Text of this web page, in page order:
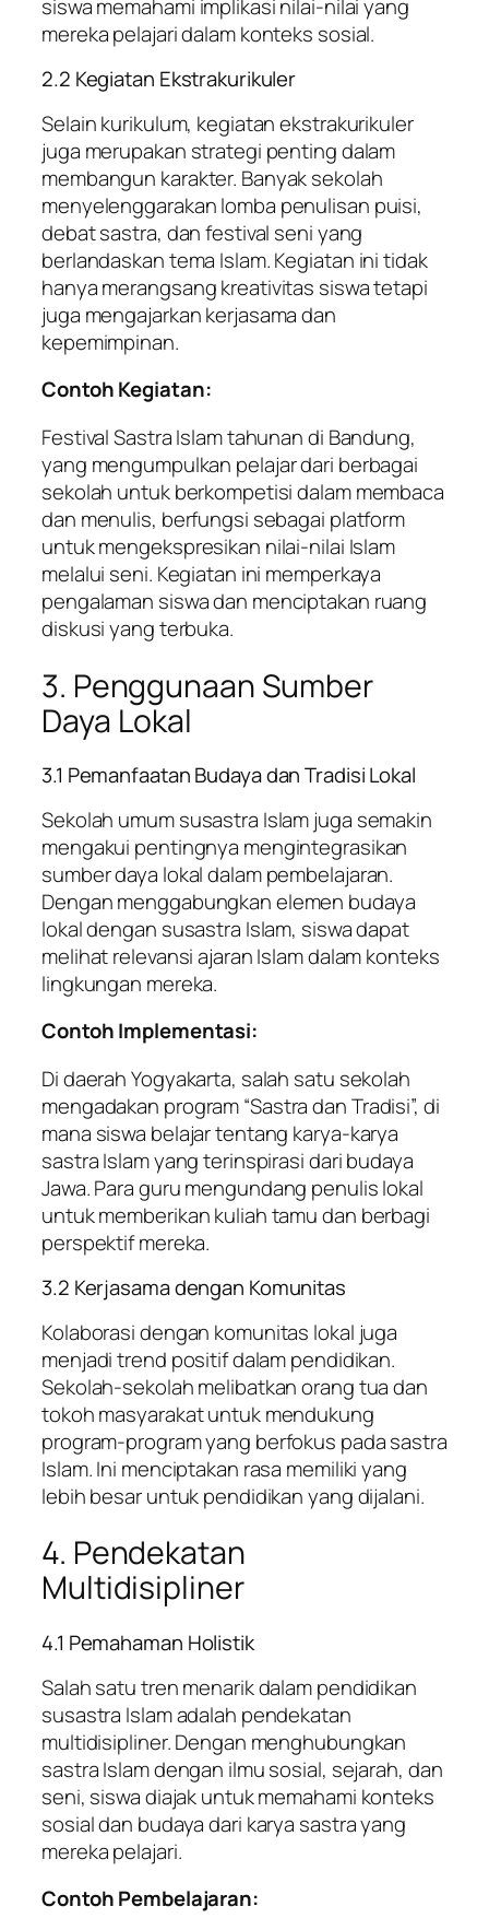
siswa memahami implikasi nilai-nilai yang
mereka pelajari dalam konteks sosial.
2.2 Kegiatan Ekstrakurikuler
Selain kurikulum, kegiatan ekstrakurikuler
juga merupakan strategi penting dalam
membangun karakter. Banyak sekolah
menyelenggarakan lomba penulisan puisi,
debat sastra, dan festival seni yang
berlandaskan tema Islam. Kegiatan ini tidak
hanya merangsang kreativitas siswa tetapi
juga mengajarkan kerjasama dan
kepemimpinan.
Contoh Kegiatan:
Festival Sastra Islam tahunan di Bandung,
yang mengumpulkan pelajar dari berbagai
sekolah untuk berkompetisi dalam membaca
dan menulis, berfungsi sebagai platform
untuk mengekspresikan nilai-nilai Islam
melalui seni. Kegiatan ini memperkaya
pengalaman siswa dan menciptakan ruang
diskusi yang terbuka.
3. Penggunaan Sumber
Daya Lokal
3.1 Pemanfaatan Budaya dan Tradisi Lokal
Sekolah umum susastra Islam juga semakin
mengakui pentingnya mengintegrasikan
sumber daya lokal dalam pembelajaran.
Dengan menggabungkan elemen budaya
lokal dengan susastra Islam, siswa dapat
melihat relevansi ajaran Islam dalam konteks
lingkungan mereka.
Contoh Implementasi:
Di daerah Yogyakarta, salah satu sekolah
mengadakan program “Sastra dan Tradisi”, di
mana siswa belajar tentang karya-karya
sastra Islam yang terinspirasi dari budaya
Jawa. Para guru mengundang penulis lokal
untuk memberikan kuliah tamu dan berbagi
perspektif mereka.
3.2 Kerjasama dengan Komunitas
Kolaborasi dengan komunitas lokal juga
menjadi trend positif dalam pendidikan.
Sekolah-sekolah melibatkan orang tua dan
tokoh masyarakat untuk mendukung
program-program yang berfokus pada sastra
Islam. Ini menciptakan rasa memiliki yang
lebih besar untuk pendidikan yang dijalani.
4. Pendekatan
Multidisipliner
4.1 Pemahaman Holistik
Salah satu tren menarik dalam pendidikan
susastra Islam adalah pendekatan
multidisipliner. Dengan menghubungkan
sastra Islam dengan ilmu sosial, sejarah, dan
seni, siswa diajak untuk memahami konteks
sosial dan budaya dari karya sastra yang
mereka pelajari.
Contoh Pembelajaran: